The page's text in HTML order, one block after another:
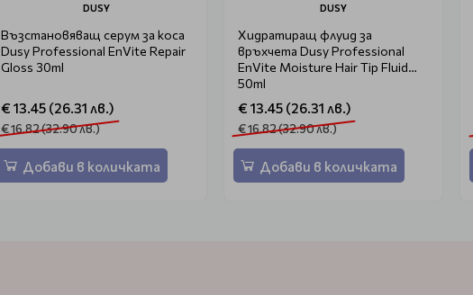
DUSY
Възстановяващ серум за коса
Dusy Professional EnVite Repair
Gloss 30ml
€ 13.45 (26.31 лв.)
€ 16.82 (32.90 лв.)
Добави в количката
DUSY
Хидратиращ флуид за
връхчета Dusy Professional
EnVite Moisture Hair Tip Fluid
50ml
€ 13.45 (26.31 лв.)
€ 16.82 (32.90 лв.)
Добави в количката